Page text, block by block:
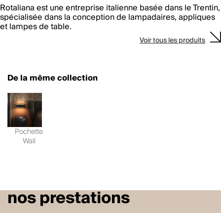
Rotaliana est une entreprise italienne basée dans le Trentin,
spécialisée dans la conception de lampadaires, appliques
et lampes de table.
Voir tous les produits
De la même collection
Pochette
Wall
nos prestations